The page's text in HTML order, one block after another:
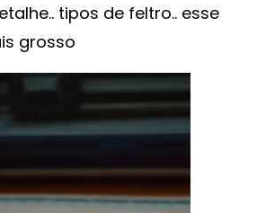
tipos de feltro.. esse
grosso